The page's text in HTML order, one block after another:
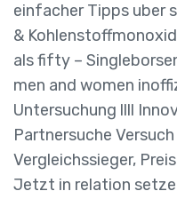
einfacher Tipps uber
&
als fifty –
men and women
Untersuchung llll
Partnersuche
Vergleichssieger,
Jetzt in relation